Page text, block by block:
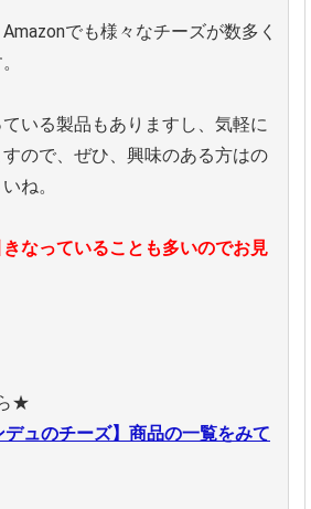
でも様々なチーズが数多く
いる製品もありますし、気軽に
ので、ぜひ、興味のある方はの
ね。
なっていることも多いのでお見
★
ュのチーズ】商品の一覧をみて